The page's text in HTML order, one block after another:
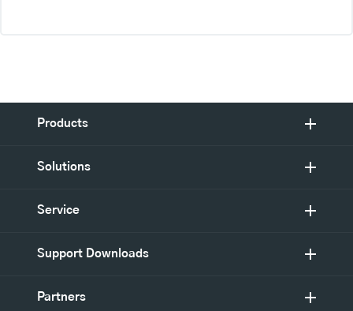
Products
Solutions
Service
Support Downloads
Partners